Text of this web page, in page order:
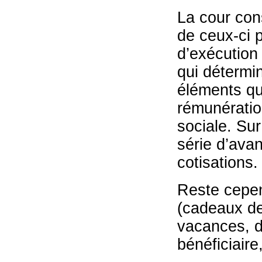
La cour
de ceux-ci
qui
éléments
sociale.
série
cotisations.
Reste
(cadeaux
vacances,